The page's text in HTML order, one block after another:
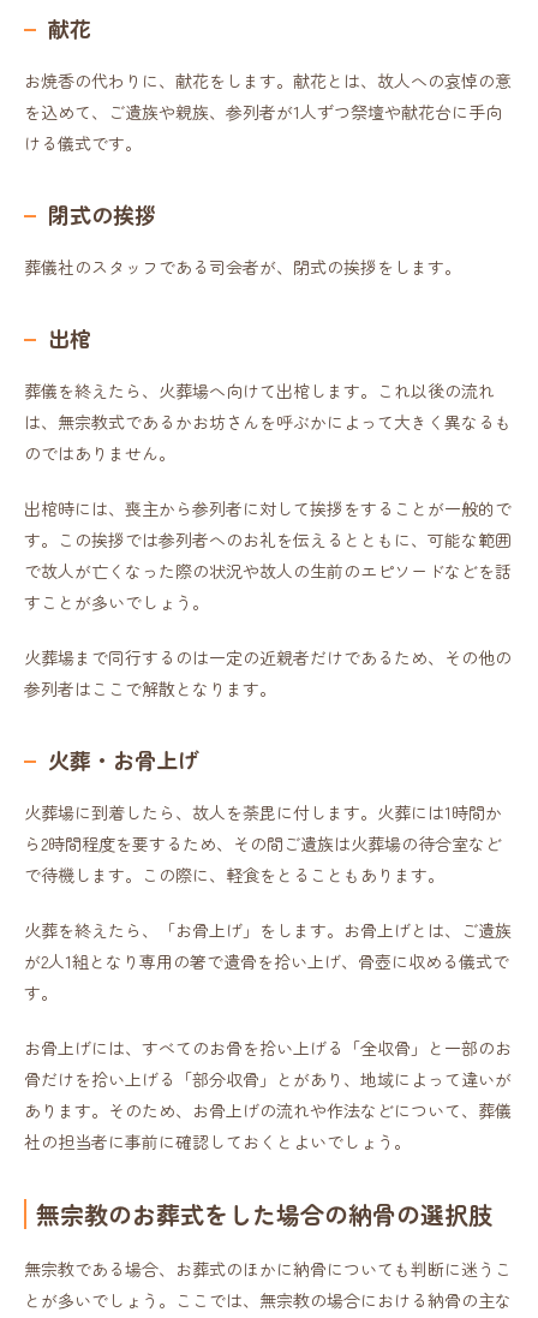
献花
お焼香の代わりに、献花をします。献花とは、故人への哀悼の意
を込めて、ご遺族や親族、参列者が1人ずつ祭壇や献花台に手向
ける儀式です。
閉式の挨拶
葬儀社のスタッフである司会者が、閉式の挨拶をします。
出棺
葬儀を終えたら、火葬場へ向けて出棺します。これ以後の流れ
は、無宗教式であるかお坊さんを呼ぶかによって大きく異なるも
のではありません。
出棺時には、喪主から参列者に対して挨拶をすることが一般的で
す。この挨拶では参列者へのお礼を伝えるとともに、可能な範囲
で故人が亡くなった際の状況や故人の生前のエピソードなどを話
すことが多いでしょう。
火葬場まで同行するのは一定の近親者だけであるため、その他の
参列者はここで解散となります。
火葬・お骨上げ
火葬場に到着したら、故人を荼毘に付します。火葬には1時間か
ら2時間程度を要するため、その間ご遺族は火葬場の待合室など
で待機します。この際に、軽食をとることもあります。
火葬を終えたら、「お骨上げ」をします。お骨上げとは、ご遺族
が2人1組となり専用の箸で遺骨を拾い上げ、骨壺に収める儀式で
す。
お骨上げには、すべてのお骨を拾い上げる「全収骨」と一部のお
骨だけを拾い上げる「部分収骨」とがあり、地域によって違いが
あります。そのため、お骨上げの流れや作法などについて、葬儀
社の担当者に事前に確認しておくとよいでしょう。
無宗教のお葬式をした場合の納骨の選択肢
無宗教である場合、お葬式のほかに納骨についても判断に迷うこ
とが多いでしょう。ここでは、無宗教の場合における納骨の主な